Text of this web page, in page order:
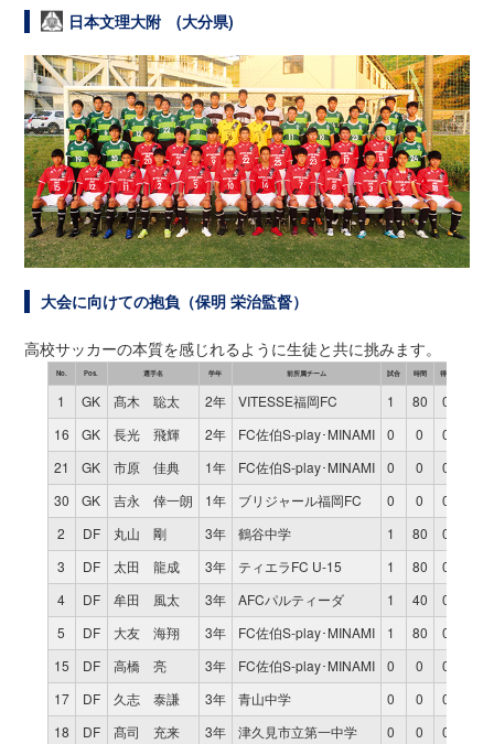
日本文理大附 (大分県)
大会に向けての抱負（保明 栄治監督）
高校サッカーの本質を感じれるように生徒と共に挑みます。
No. Pos. 選手名 学年 前所属チーム 試合 時間 得点
1 GK 髙木 聡太 2年 VITESSE福岡FC 1 80
0
16
GK 長光 飛輝 2年 FC佐伯S-play･MINAMI 0 0
0
21
GK 市原 佳典 1年 FC佐伯S-play･MINAMI 0 0
0
30
GK 吉永 倖一朗 1年 ブリジャール福岡FC 0 0
0
2
DF 丸山 剛 3年 鶴谷中学 1 80
0
3
DF 太田 龍成 3年 ティエラFC U-15 1 80
0
4
DF 牟田 風太 3年 AFCパルティーダ 1 40
0
5
DF 大友 海翔 3年 FC佐伯S-play･MINAMI 1 80
0
15
DF 高橋 亮 3年 FC佐伯S-play･MINAMI 0 0
0
17
DF 久志 泰謙 3年 青山中学 0 0
0
18
DF 髙司 充来 3年 津久見市立第一中学 0 0
0